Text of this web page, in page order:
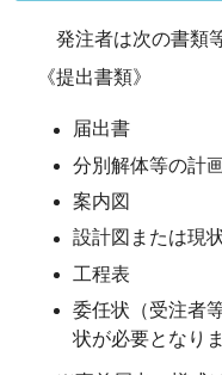
発注者は次の書類
《提出書類》
届出書
分別解体等の計
案内図
設計図または現
工程表
委任状（受注者
状が必要となりま